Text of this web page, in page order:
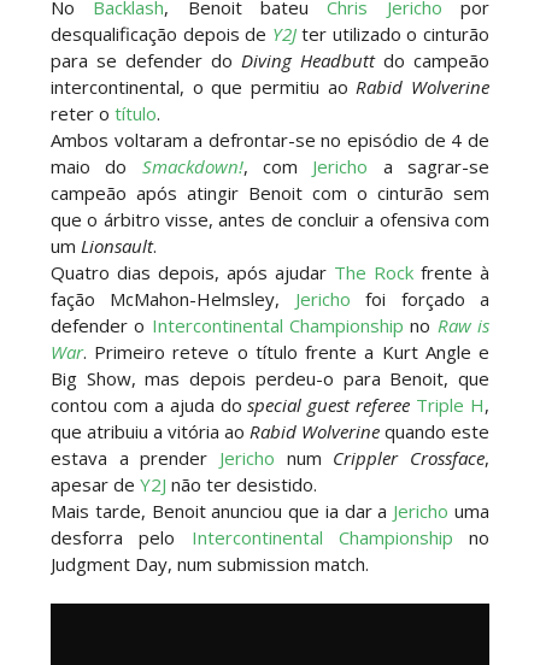
NOVOS CAMPEÕES DE TRIOS NA AEW: Brody
King, Bandido e Hangman Page conquistam os
títulos no Grand Slam Mexico
Unknown - Aug 06 2026
REVIRAVOLTA SURPREENDENTE NO GRAND
SLAM MEXICO: Persephone supera Kris
Statlander após interferência decisiva de
Hikaru Shida
Unknown -Aug 06 2026
TRIUNFO LENDÁRIO EM CIDADE DO MÉXICO:
Jericho, Místico e Darby Allin superam The Don
Callis Family no Grand Slam Mexico
Unknown-Aug 06 2026
RETENÇÃO DRAMÁTICA DO TÍTULO: Kyle
Fletcher supera Speedball Mike Bailey em
combate brutal no Grand Slam Mexico
No Backlash, Benoit bateuChris Jericho por
desqualificação depois de Y2Jter utilizado o cinturão
para se defender do Diving Headbuttdo campeão
intercontinental, o que permitiu ao Rabid Wolverine
reter o título.
Ambos voltaram a defrontar-se no episódio de 4 de
maio do Smackdown!, com Jericho a sagrar-se
campeão após atingir Benoit com o cinturão sem
que o árbitro visse, antes de concluir a ofensiva com
um Lionsault.
Quatro dias depois, após ajudar The Rock frente à
fação McMahon-Helmsley, Jericho foi forçado a
defender o Intercontinental Championship no Raw is
War. Primeiro reteve o título frente a Kurt Angle e
Big Show, mas depois perdeu-o para Benoit, que
contou com a ajuda dospecial guest referee Triple H,
que atribuiu a vitória ao Rabid Wolverine quando este
estava a prender Jericho num Crippler Crossface,
apesar de Y2J não ter desistido.
Mais tarde, Benoit anunciou que ia dar a Jericho uma
desforra pelo Intercontinental Championship no
Judgment Day, num submission match.